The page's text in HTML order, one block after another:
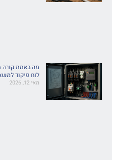
מה באמת קורה
לוח פיקוד למשאבה